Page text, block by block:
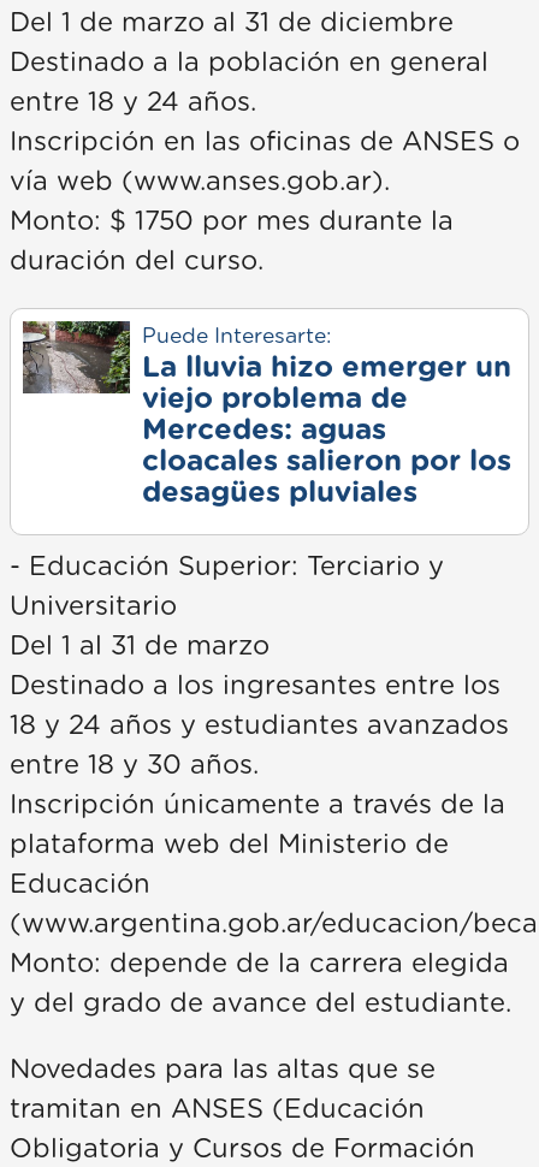
Del 1 de marzo al 31 de diciembre
Destinado a la población en general
entre 18 y 24 años.
Inscripción en las oficinas de ANSES o
vía web (www.anses.gob.ar).
Monto: $ 1750 por mes durante la
duración del curso.
Puede Interesarte:
La lluvia hizo emerger un
viejo problema de
Mercedes: aguas
cloacales salieron por los
desagües pluviales
- Educación Superior: Terciario y
Universitario
Del 1 al 31 de marzo
Destinado a los ingresantes entre los
18 y 24 años y estudiantes avanzados
entre 18 y 30 años.
Inscripción únicamente a través de la
plataforma web del Ministerio de
Educación
(www.argentina.gob.ar/educacion/
Monto: depende de la carrera elegida
y del grado de avance del estudiante.
Novedades para las altas que se
tramitan en ANSES (Educación
Obligatoria y Cursos de Formación